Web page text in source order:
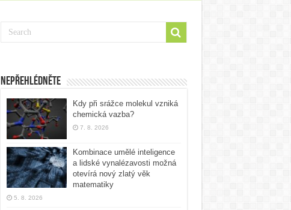
Nepřehlédněte
Kdy při srážce molekul vzniká
chemická vazba?
7. 8. 2026
Kombinace umělé inteligence
a lidské vynalézavosti možná
otevírá nový zlatý věk
matematiky
5. 8. 2026